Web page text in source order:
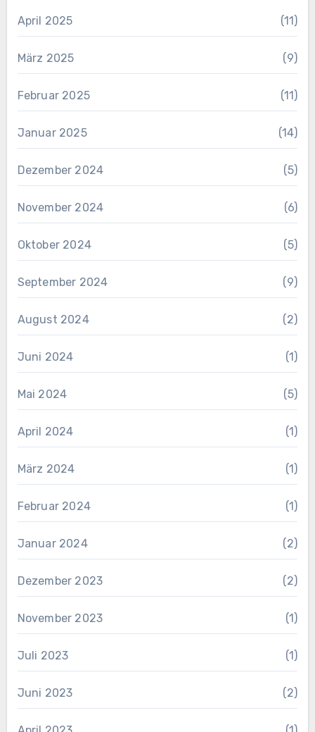
April 2025 (11)
März 2025 (9)
Februar 2025 (11)
Januar 2025 (14)
Dezember 2024 (5)
November 2024 (6)
Oktober 2024 (5)
September 2024 (9)
August 2024 (2)
Juni 2024 (1)
Mai 2024 (5)
April 2024 (1)
März 2024 (1)
Februar 2024 (1)
Januar 2024 (2)
Dezember 2023 (2)
November 2023 (1)
Juli 2023 (1)
Juni 2023 (2)